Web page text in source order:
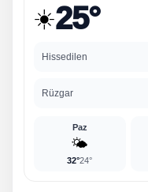
☀️25°
Hissedilen
Rüzgar
Paz
🌤️
32°24°